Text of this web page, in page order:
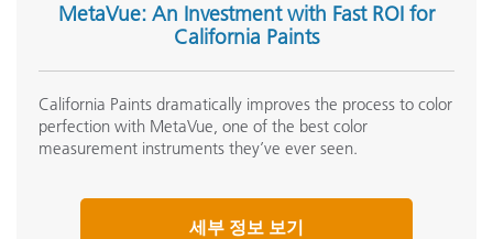
MetaVue: An Investment with Fast ROI for
California Paints
California Paints dramatically improves the process to color
perfection with MetaVue, one of the best color
measurement instruments they’ve ever seen.
세부 정보 보기